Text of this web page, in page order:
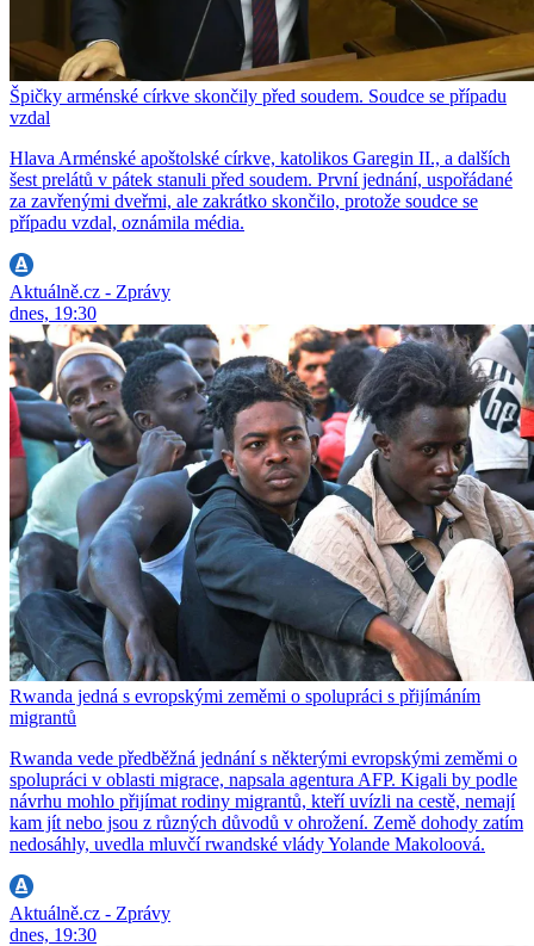
Špičky arménské církve skončily před soudem. Soudce se případu
vzdal
Hlava Arménské apoštolské církve, katolikos Garegin II., a dalších
šest prelátů v pátek stanuli před soudem. První jednání, uspořádané
za zavřenými dveřmi, ale zakrátko skončilo, protože soudce se
případu vzdal, oznámila média.
Aktuálně.cz - Zprávy
dnes, 19:30
Rwanda jedná s evropskými zeměmi o spolupráci s přijímáním
migrantů
Rwanda vede předběžná jednání s některými evropskými zeměmi o
spolupráci v oblasti migrace, napsala agentura AFP. Kigali by podle
návrhu mohlo přijímat rodiny migrantů, kteří uvízli na cestě, nemají
kam jít nebo jsou z různých důvodů v ohrožení. Země dohody zatím
nedosáhly, uvedla mluvčí rwandské vlády Yolande Makoloová.
Aktuálně.cz - Zprávy
dnes, 19:30